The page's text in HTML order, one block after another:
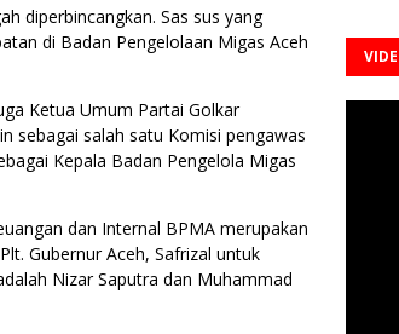
diperbincangkan. Sas sus yang
di Badan Pengelolaan Migas Aceh
Ketua Umum Partai Golkar
sebagai salah satu Komisi pengawas
Kepala Badan Pengelola Migas
dan Internal BPMA merupakan
Gubernur Aceh, Safrizal untuk
Nizar Saputra dan Muhammad